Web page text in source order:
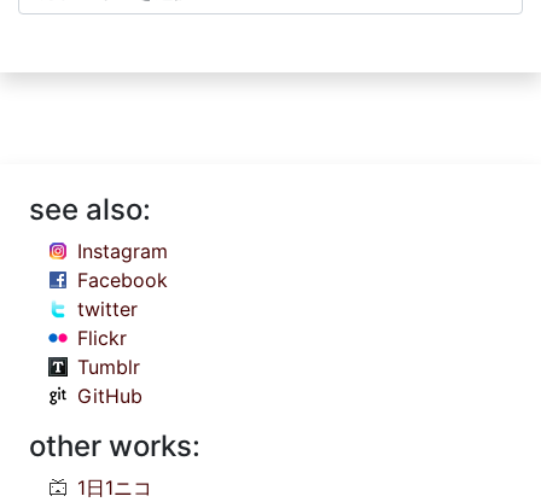
see also:
Instagram
Facebook
twitter
Flickr
Tumblr
GitHub
other works:
1日1ニコ